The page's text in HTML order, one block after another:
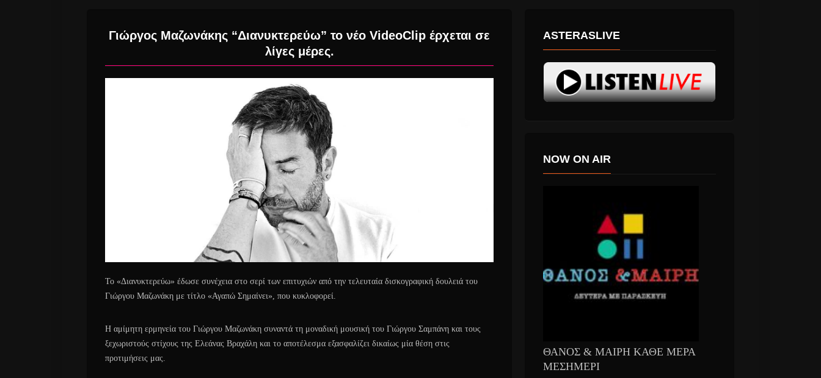
Γιώργος Μαζωνάκης “Διανυκτερεύω” το νέο VideoClip έρχεται σε
λίγες μέρες.
Το «Διανυκτερεύω» έδωσε συνέχεια στο σερί των επιτυχιών από την τελευταία δισκογραφική δουλειά του
Γιώργου Μαζωνάκη με τίτλο «Αγαπώ Σημαίνει», που κυκλοφορεί.
Η αμίμητη ερμηνεία του Γιώργου Μαζωνάκη συναντά τη μοναδική μουσική του Γιώργου Σαμπάνη και τους
ξεχωριστούς στίχους της Ελεάνας Βραχάλη και το αποτέλεσμα εξασφαλίζει δικαίως μία θέση στις
προτιμήσεις μας.
ASTERASLIVE
NOW ON AIR
ΘΑΝΟΣ & ΜΑΙΡΗ ΚΑΘΕ ΜΕΡΑ
ΜΕΣΗΜΕΡΙ